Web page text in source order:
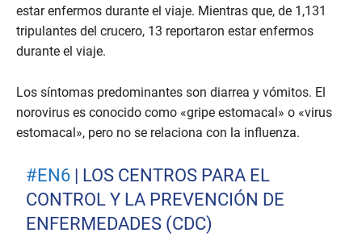
estar enfermos durante el viaje. Mientras que, de 1,131
tripulantes del crucero, 13 reportaron estar enfermos
durante el viaje.
Los síntomas predominantes son diarrea y vómitos. El
norovirus es conocido como «gripe estomacal» o «virus
estomacal», pero no se relaciona con la influenza.
#EN6 | LOS CENTROS PARA EL
CONTROL Y LA PREVENCIÓN DE
ENFERMEDADES (CDC)